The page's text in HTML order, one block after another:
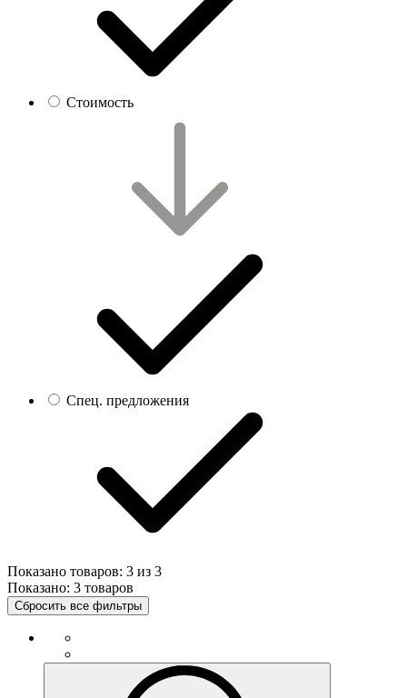
Стоимость
Спец. предложения
Показано товаров: 3 из 3
Показано: 3 товаров
Сбросить все фильтры